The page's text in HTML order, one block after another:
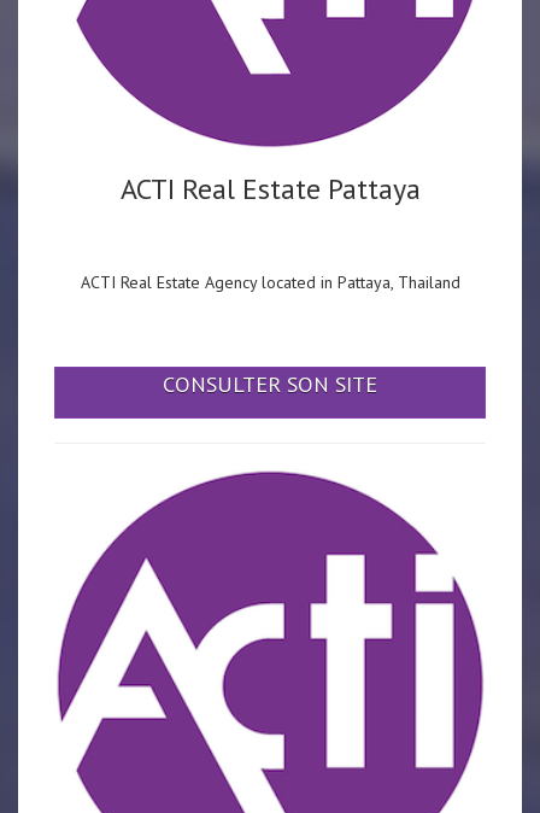
ACTI Real Estate Pattaya
ACTI Real Estate Agency located in Pattaya, Thailand
CONSULTER SON SITE